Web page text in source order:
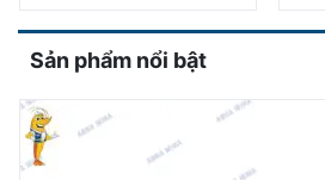
Sản phẩm nổi bật